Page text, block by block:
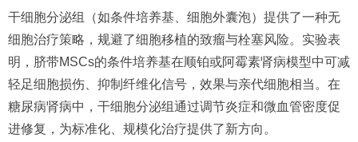
干细胞分泌组（如条件培养基、细胞外囊泡）提供了一种无
细胞治疗策略，规避了细胞移植的致瘤与栓塞风险。实验表
明，脐带MSCs的条件培养基在顺铂或阿霉素肾病模型中可减
轻足细胞损伤、抑制纤维化信号，效果与亲代细胞相当。在
糖尿病肾病中，干细胞分泌组通过调节炎症和微血管密度促
进修复，为标准化、规模化治疗提供了新方向。